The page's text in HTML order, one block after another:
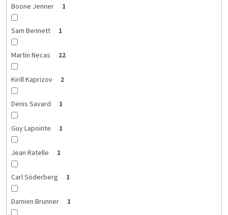
Boone Jenner 1
Sam Bennett 1
Martin Necas 22
Kirill Kaprizov 2
Denis Savard 1
Guy Lapointe 1
Jean Ratelle 1
Carl Söderberg 1
Damien Brunner 1